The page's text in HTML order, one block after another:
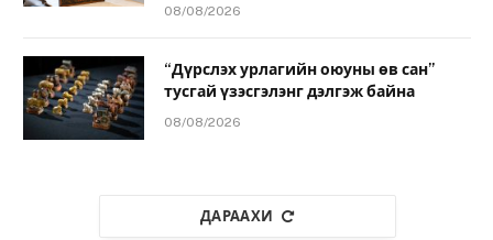
08/08/2026
“Дүрслэх урлагийн оюуны өв сан”
тусгай үзэсгэлэнг дэлгэж байна
08/08/2026
ДАРААХИ